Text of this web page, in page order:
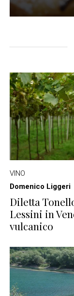
VINO
Domenico Liggeri
Diletta
Lessini in
vulcanico